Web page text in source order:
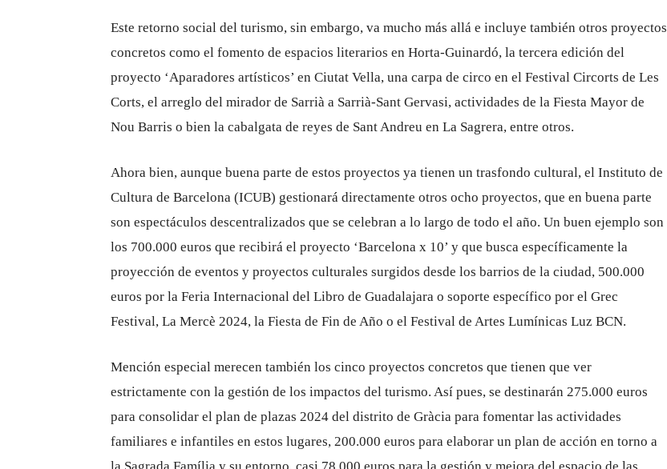
Este retorno social del turismo, sin embargo, va mucho más allá e incluye también otros proyectos
concretos como el fomento de espacios literarios en Horta-Guinardó, la tercera edición del
proyecto ‘Aparadores artísticos’ en Ciutat Vella, una carpa de circo en el Festival Circorts de Les
Corts, el arreglo del mirador de Sarrià a Sarrià-Sant Gervasi, actividades de la Fiesta Mayor de
Nou Barris o bien la cabalgata de reyes de Sant Andreu en La Sagrera, entre otros.
Ahora bien, aunque buena parte de estos proyectos ya tienen un trasfondo cultural, el Instituto de
Cultura de Barcelona (ICUB) gestionará directamente otros ocho proyectos, que en buena parte
son espectáculos descentralizados que se celebran a lo largo de todo el año. Un buen ejemplo son
los 700.000 euros que recibirá el proyecto ‘Barcelona x 10’ y que busca específicamente la
proyección de eventos y proyectos culturales surgidos desde los barrios de la ciudad, 500.000
euros por la Feria Internacional del Libro de Guadalajara o soporte específico por el Grec
Festival, La Mercè 2024, la Fiesta de Fin de Año o el Festival de Artes Lumínicas Luz BCN.
Mención especial merecen también los cinco proyectos concretos que tienen que ver
estrictamente con la gestión de los impactos del turismo. Así pues, se destinarán 275.000 euros
para consolidar el plan de plazas 2024 del distrito de Gràcia para fomentar las actividades
familiares e infantiles en estos lugares, 200.000 euros para elaborar un plan de acción en torno a